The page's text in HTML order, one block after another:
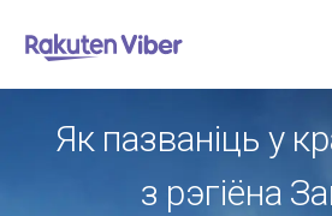
Як пазваніць у
з рэгіёна